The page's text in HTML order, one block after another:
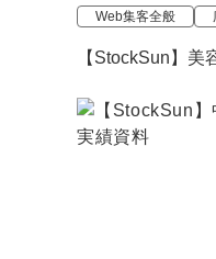
Web集客全般
【StockSun】美